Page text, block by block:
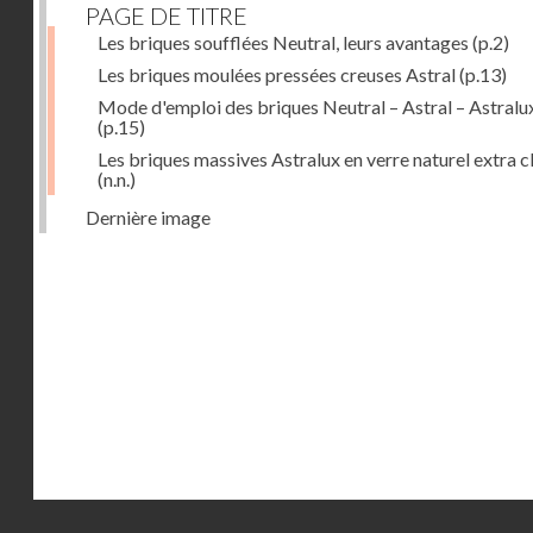
PAGE DE TITRE
Les briques soufflées Neutral, leurs avantages (p.2)
Les briques moulées pressées creuses Astral(p.13)
Mode d'emploi des briques Neutral – Astral –
(p.15)
Les briques massives Astralux en verre naturel extra
(n.n.)
Dernière image